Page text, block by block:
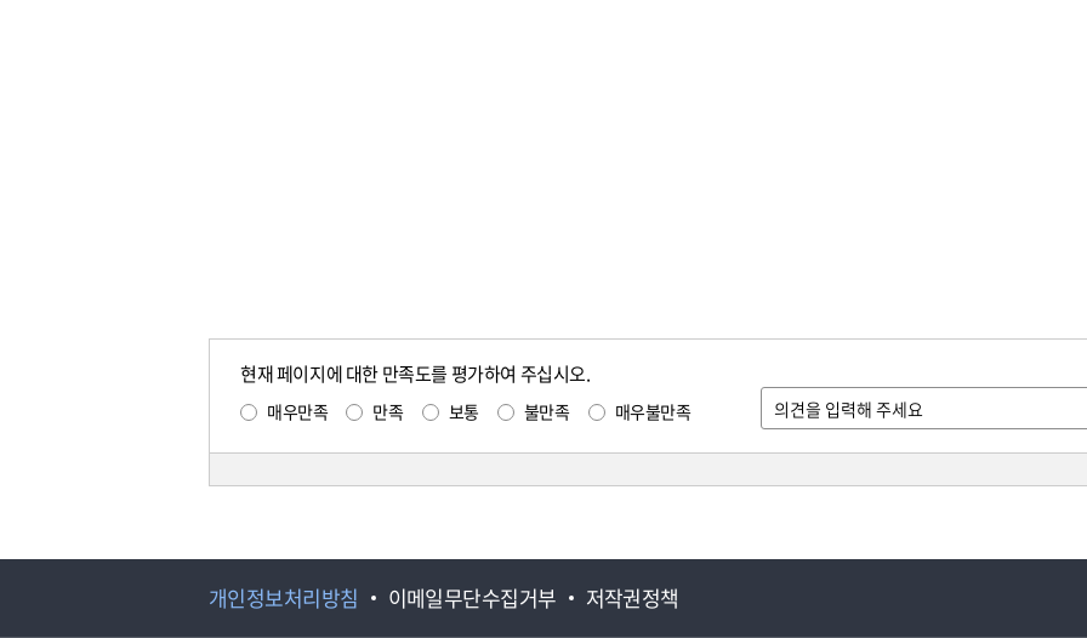
현재 페이지에 대한 만족도를 평가하여 주십시오.
매우만족 만족 보통 불만족 매우불만족
개인정보처리방침 이메일무단수집거부 저작권정책